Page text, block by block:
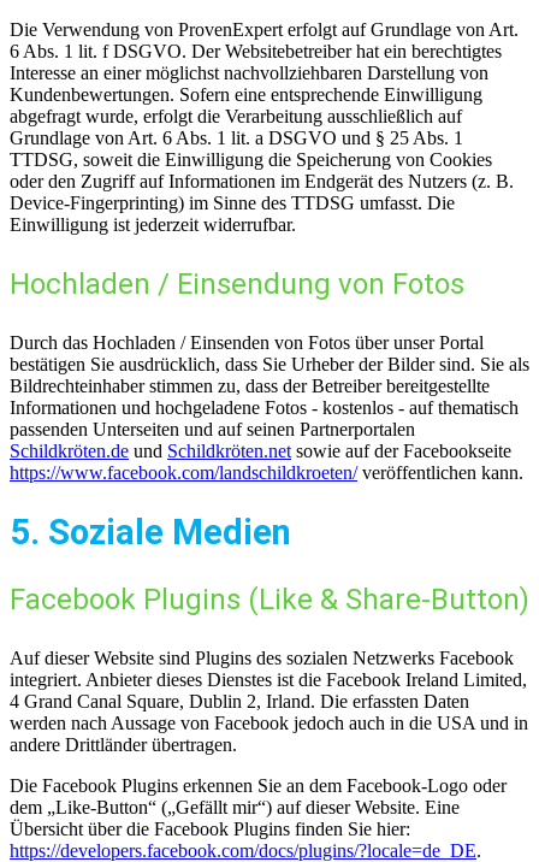
Die Verwendung von ProvenExpert erfolgt auf Grundlage von Art.
6 Abs. 1 lit. f DSGVO. Der Websitebetreiber hat ein berechtigtes
Interesse an einer möglichst nachvollziehbaren Darstellung von
Kundenbewertungen. Sofern eine entsprechende Einwilligung
abgefragt wurde, erfolgt die Verarbeitung ausschließlich auf
Grundlage von Art. 6 Abs. 1 lit. a DSGVO und § 25 Abs. 1
TTDSG, soweit die Einwilligung die Speicherung von Cookies
oder den Zugriff auf Informationen im Endgerät des Nutzers (z. B.
Device-Fingerprinting) im Sinne des TTDSG umfasst. Die
Einwilligung ist jederzeit widerrufbar.
Hochladen / Einsendung von Fotos
Durch das Hochladen / Einsenden von Fotos über unser Portal
bestätigen Sie ausdrücklich, dass Sie Urheber der Bilder sind. Sie als
Bildrechteinhaber stimmen zu, dass der Betreiber bereitgestellte
Informationen und hochgeladene Fotos - kostenlos - auf thematisch
passenden Unterseiten und auf seinen Partnerportalen
Schildkröten.de und Schildkröten.net sowie auf der Facebookseite
https://www.facebook.com/landschildkroeten/veröffentlichen kann.
5. Soziale Medien
Facebook Plugins (Like & Share-Button)
Auf dieser Website sind Plugins des sozialen Netzwerks Facebook
integriert. Anbieter dieses Dienstes ist die Facebook Ireland Limited,
4 Grand Canal Square, Dublin 2, Irland. Die erfassten Daten
werden nach Aussage von Facebook jedoch auch in die USA und in
andere Drittländer übertragen.
Die Facebook Plugins erkennen Sie an dem Facebook-Logo oder
dem „Like-Button“ („Gefällt mir“) auf dieser Website. Eine
Übersicht über die Facebook Plugins finden Sie hier:
https://developers.facebook.com/docs/plugins/?locale=de_DE.